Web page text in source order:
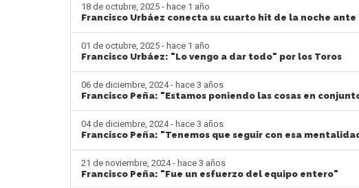
18 de octubre, 2025 - hace 1 año
Francisco Urbáez conecta su cuarto hit de la noche ante
01 de octubre, 2025 - hace 1 año
Francisco Urbáez: "Lo vengo a dar todo" por los Toros
06 de diciembre, 2024 - hace 3 años
Francisco Peña: "Estamos poniendo las cosas en
04 de diciembre, 2024 - hace 3 años
Francisco Peña: "Tenemos que seguir con esa
21 de noviembre, 2024 - hace 3 años
Francisco Peña: "Fue un esfuerzo del equipo entero"